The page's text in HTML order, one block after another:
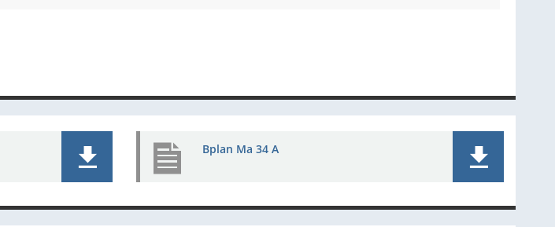
Bplan Ma 34 A